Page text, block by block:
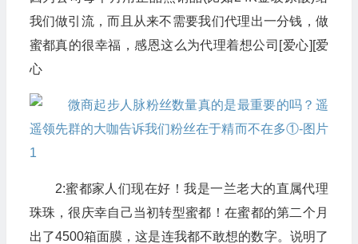
我们做引流，而且从来不需要我们代理出一分钱，做
蜜都真的很幸福，感恩这么为代理着想公司[爱心][爱
心
2:蜜都家人们现在好！我是一兰老大的直属代理
珠珠，很庆幸自己当初转型蜜都！在蜜都的第二个月
出了4500箱面膜，这是连我都不敢想的数字。说明了